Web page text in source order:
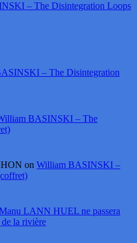
– The Disintegration Loops
– The Disintegration
BASINSKI – The
on William BASINSKI –
LANN HUEL ne passera
la rivière